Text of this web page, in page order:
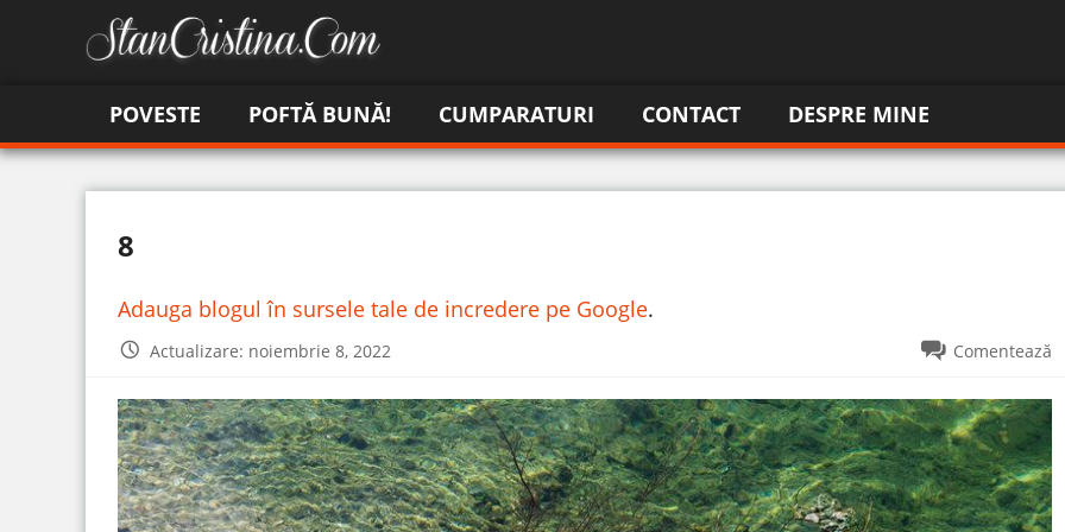
POVESTE POFTĂ BUNĂ! CUMPARATURI CONTACT DESPRE MINE
8
Adauga blogul în sursele tale de incredere pe Google.
Actualizare: noiembrie 8, 2022 Comentează